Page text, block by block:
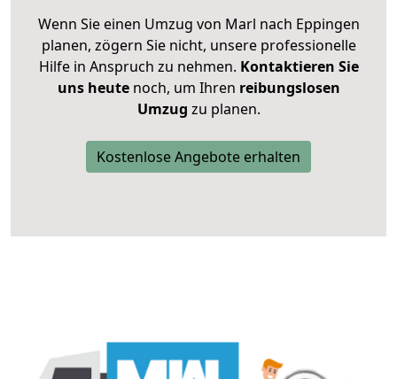
Wenn Sie einen Umzug von Marl nach Eppingen
planen, zögern Sie nicht, unsere professionelle
Hilfe in Anspruch zu nehmen. Kontaktieren Sie
uns heutenoch, um Ihren reibungslosen
Umzug zu planen.
Kostenlose Angebote erhalten